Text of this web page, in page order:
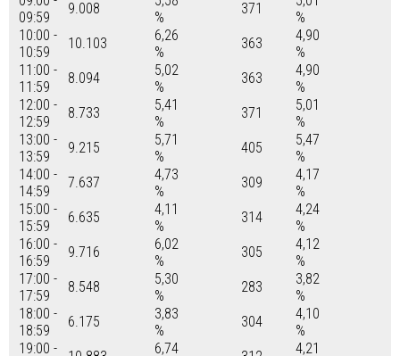
09:59
9.008
%
371
%
10:00 -
10:59
10.103
6,26
%
363
4,90
%
11:00 -
11:59
8.094
5,02
%
363
4,90
%
12:00 -
12:59
8.733
5,41
%
371
5,01
%
13:00 -
13:59
9.215
5,71
%
405
5,47
%
14:00 -
14:59
7.637
4,73
%
309
4,17
%
15:00 -
15:59
6.635
4,11
%
314
4,24
%
16:00 -
16:59
9.716
6,02
%
305
4,12
%
17:00 -
17:59
8.548
5,30
%
283
3,82
%
18:00 -
18:59
6.175
3,83
%
304
4,10
%
19:00 -
6,74
4,21